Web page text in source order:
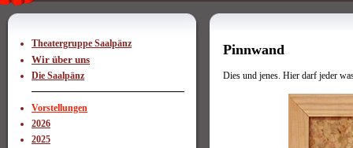
Theatergruppe Saalpänz
Wir über uns
Die Saalpänz
Vorstellungen
2026
2025
Pinnwand
Dies und jenes. Hier darf jeder